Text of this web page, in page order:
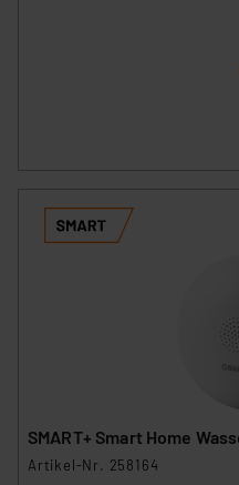
SMART+ Smart Home
Artikel-Nr. 258164